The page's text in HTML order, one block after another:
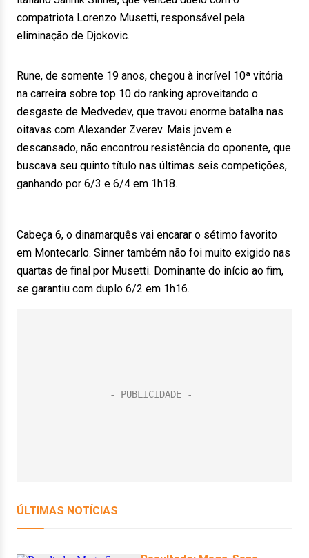
compatriota Lorenzo Musetti, responsável pela
eliminação de Djokovic.
Rune, de somente 19 anos, chegou à incrível 10ª vitória
na carreira sobre top 10 do ranking aproveitando o
desgaste de Medvedev, que travou enorme batalha nas
oitavas com Alexander Zverev. Mais jovem e
descansado, não encontrou resistência do oponente, que
buscava seu quinto título nas últimas seis competições,
ganhando por 6/3 e 6/4 em 1h18.
Cabeça 6, o dinamarquês vai encarar o sétimo favorito
em Montecarlo. Sinner também não foi muito exigido nas
quartas de final por Musetti. Dominante do início ao fim,
se garantiu com duplo 6/2 em 1h16.